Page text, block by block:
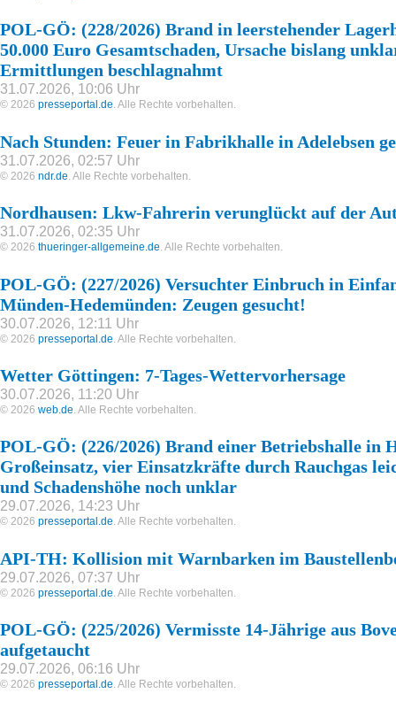
POL-GÖ: (228/2026) Brand in leerstehender
50.000 Euro Gesamtschaden, Ursache bislang
Ermittlungen beschlagnahmt
31.07.2026, 10:06 Uhr
© 2026 presseportal.de. Alle Rechte vorbehalten.
Nach Stunden: Feuer in Fabrikhalle in Adelebsen
31.07.2026, 02:57 Uhr
© 2026 ndr.de . Alle Rechte vorbehalten.
Nordhausen: Lkw-Fahrerin verunglückt auf der
31.07.2026, 02:35 Uhr
© 2026 thueringer-allgemeine.de. Alle Rechte vorbehalten.
POL-GÖ: (227/2026) Versuchter Einbruch in
Münden-Hedemünden: Zeugen gesucht!
30.07.2026, 12:11 Uhr
© 2026 presseportal.de . Alle Rechte vorbehalten.
Wetter Göttingen: 7-Tages-Wettervorhersage
30.07.2026, 11:20 Uhr
© 2026 web.de. Alle Rechte vorbehalten.
POL-GÖ: (226/2026) Brand einer Betriebshalle in
Großeinsatz, vier Einsatzkräfte durch Rauchgas
und Schadenshöhe noch unklar
29.07.2026, 14:23 Uhr
© 2026 presseportal.de. Alle Rechte vorbehalten.
API-TH: Kollision mit Warnbarken im
29.07.2026, 07:37 Uhr
© 2026 presseportal.de . Alle Rechte vorbehalten.
POL-GÖ: (225/2026) Vermisste 14-Jährige aus
aufgetaucht
29.07.2026, 06:16 Uhr
© 2026 presseportal.de. Alle Rechte vorbehalten.